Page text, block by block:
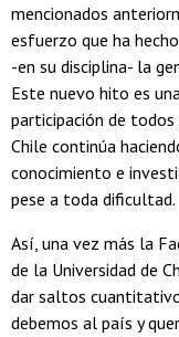
mencionados
esfuerzo que ha
-en su disciplina- la
Este nuevo hito es
participación de todos
Chile continúa
conocimiento e
pese a toda dificultad.
Así, una vez más la
de la Universidad de
dar saltos
debemos al país y